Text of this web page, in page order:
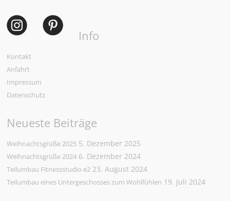
Info
Kontakt
Anfahrt
Impressum
Datenschutz
Neueste Beiträge
Weihnachtsgrüße 2025 5. Dezember 2025
Weihnachtsgrüße 2024 6. Dezember 2024
Teilumbau Fitnessstudio e2 23. August 2024
Teilumbau eines Untergeschosses zum Wohlfühlen 19. Juli 2024